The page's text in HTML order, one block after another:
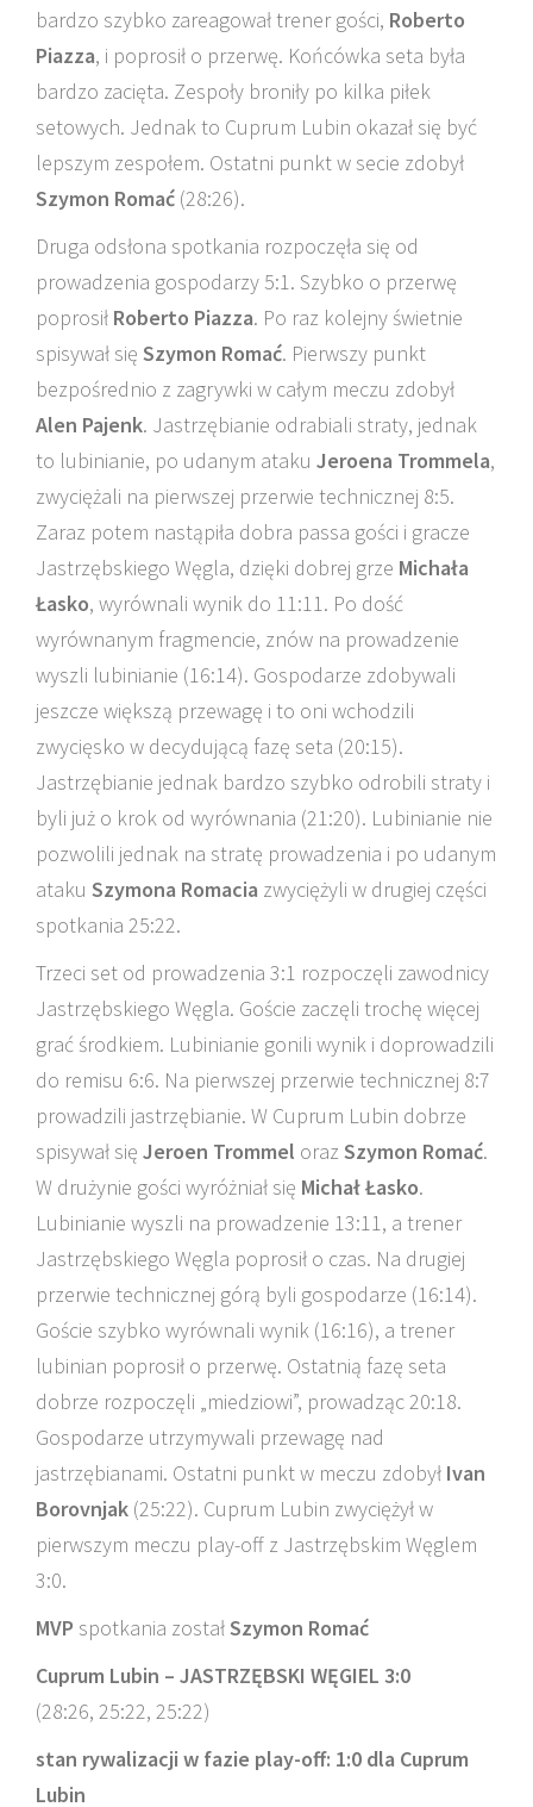
bardzo szybko zareagował trener gości, Roberto
Piazza, i poprosił o przerwę. Końcówka seta była
bardzo zacięta. Zespoły broniły po kilka piłek
setowych. Jednak to Cuprum Lubin okazał się być
lepszym zespołem. Ostatni punkt w secie zdobył
Szymon Romać (28:26).
Druga odsłona spotkania rozpoczęła się od
prowadzenia gospodarzy 5:1. Szybko o przerwę
poprosił Roberto Piazza. Po raz kolejny świetnie
spisywał się Szymon Romać. Pierwszy punkt
bezpośrednio z zagrywki w całym meczu zdobył
Alen Pajenk. Jastrzębianie odrabiali straty, jednak
to lubinianie, po udanym ataku Jeroena Trommela,
zwyciężali na pierwszej przerwie technicznej 8:5.
Zaraz potem nastąpiła dobra passa gości i gracze
Jastrzębskiego Węgla, dzięki dobrej grze Michała
Łasko, wyrównali wynik do 11:11. Po dość
wyrównanym fragmencie, znów na prowadzenie
wyszli lubinianie (16:14). Gospodarze zdobywali
jeszcze większą przewagę i to oni wchodzili
zwycięsko w decydującą fazę seta (20:15).
Jastrzębianie jednak bardzo szybko odrobili straty i
byli już o krok od wyrównania (21:20). Lubinianie nie
pozwolili jednak na stratę prowadzenia i po udanym
ataku Szymona Romacia zwyciężyli w drugiej części
spotkania 25:22.
Trzeci set od prowadzenia 3:1 rozpoczęli zawodnicy
Jastrzębskiego Węgla. Goście zaczęli trochę więcej
grać środkiem. Lubinianie gonili wynik i doprowadzili
do remisu 6:6. Na pierwszej przerwie technicznej 8:7
prowadzili jastrzębianie. W Cuprum Lubin dobrze
spisywał się Jeroen Trommel oraz Szymon Romać.
W drużynie gości wyróżniał się Michał Łasko.
Lubinianie wyszli na prowadzenie 13:11, a trener
Jastrzębskiego Węgla poprosił o czas. Na drugiej
przerwie technicznej górą byli gospodarze (16:14).
Goście szybko wyrównali wynik (16:16), a trener
lubinian poprosił o przerwę. Ostatnią fazę seta
dobrze rozpoczęli „miedziowi”, prowadząc 20:18.
Gospodarze utrzymywali przewagę nad
jastrzębianami. Ostatni punkt w meczu zdobył Ivan
Borovnjak (25:22). Cuprum Lubin zwyciężył w
pierwszym meczu play-off z Jastrzębskim Węglem
3:0.
MVP spotkania zostałSzymon Romać
Cuprum Lubin – JASTRZĘBSKI WĘGIEL 3:0
(28:26, 25:22, 25:22)
stan rywalizacji w fazie play-off: 1:0 dla Cuprum
Lubin